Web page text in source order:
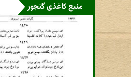
منبع کاغذی گنجور